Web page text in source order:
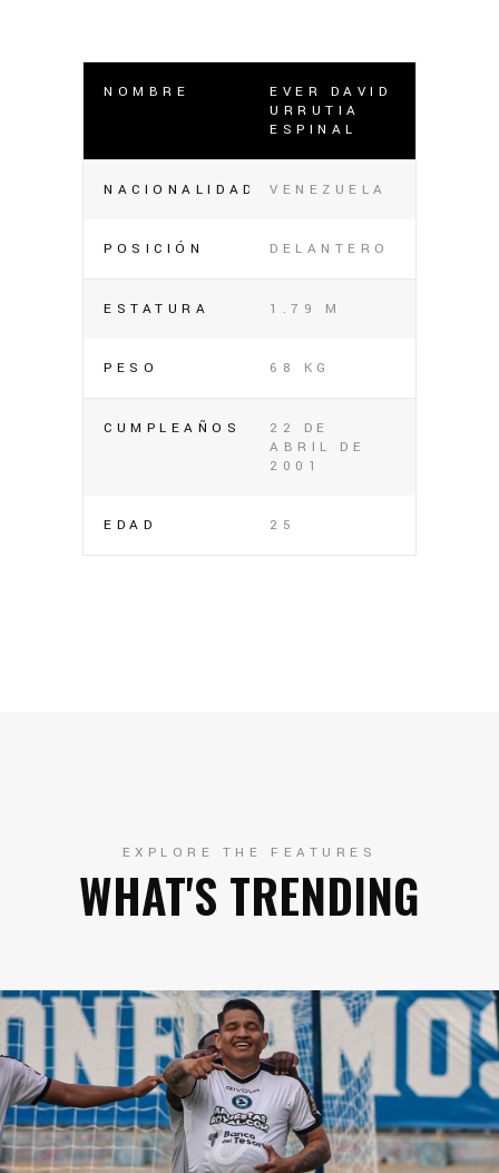
NOMBRE
EVER DAVID
URRUTIA
ESPINAL
NACIONALIDAD VENEZUELA
POSICIÓN DELANTERO
ESTATURA 1.79 M
PESO 68 KG
CUMPLEAÑOS
22 DE
ABRIL DE
2001
EDAD 25
EXPLORE THE FEATURES
WHAT'S TRENDING